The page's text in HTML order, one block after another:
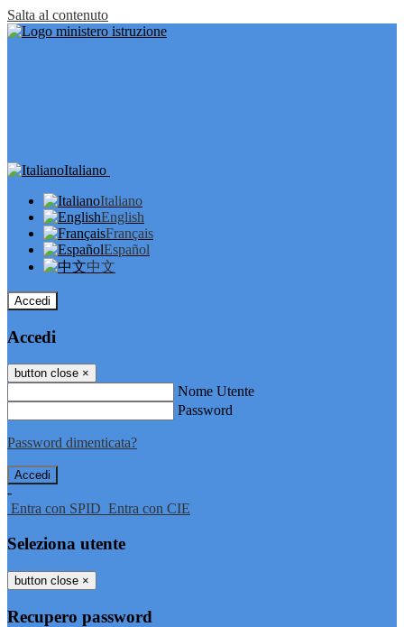
Salta al contenuto
Italiano
Italiano
English
Français
Español
中文
Accedi
Accedi
button close ×
Nome Utente
Password
Password dimenticata?
-
Entra con SPID Entra con CIE
Seleziona utente
button close ×
Recupero password